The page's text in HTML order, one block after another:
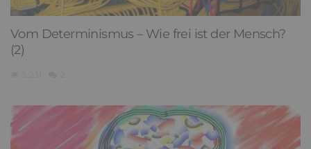
Vom Determinismus – Wie frei ist der Mensch?
(2)